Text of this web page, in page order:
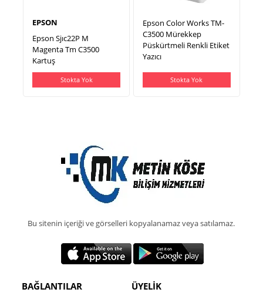
EPSON
Epson Sjıc22P M
Magenta Tm C3500
Kartuş
Stokta Yok
Epson Color Works TM-
C3500 Mürekkep
Püskürtmeli Renkli Etiket
Yazıcı
Stokta Yok
Bu sitenin içeriği ve görselleri kopyalanamaz veya satılamaz.
BAĞLANTILAR ÜYELİK